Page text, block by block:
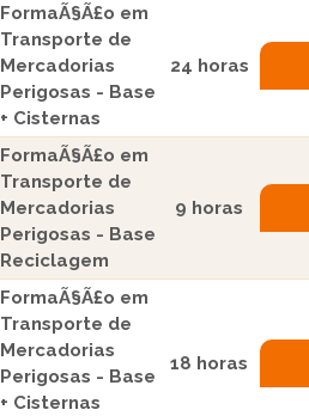
FormaÃ§Ã£o em
Transporte de
Mercadorias
Perigosas - Base
+ Cisternas
24 horas
FormaÃ§Ã£o em
Transporte de
Mercadorias
Perigosas - Base
Reciclagem
9 horas
FormaÃ§Ã£o em
Transporte de
Mercadorias
Perigosas - Base
+ Cisternas
18 horas